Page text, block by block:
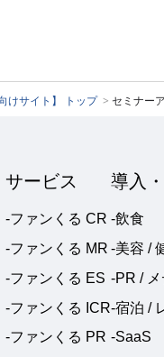
けサイト】 トップ > セミナー
サービス
-ファンくる CR
-ファンくる MR
-ファンくる ES
-ファンくる ICR
-ファンくる PR
導入
-飲食
-美容 /
-PR /
-宿泊 /
-SaaS